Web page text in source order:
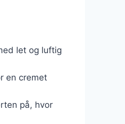
let og luftig
en cremet
på, hvor